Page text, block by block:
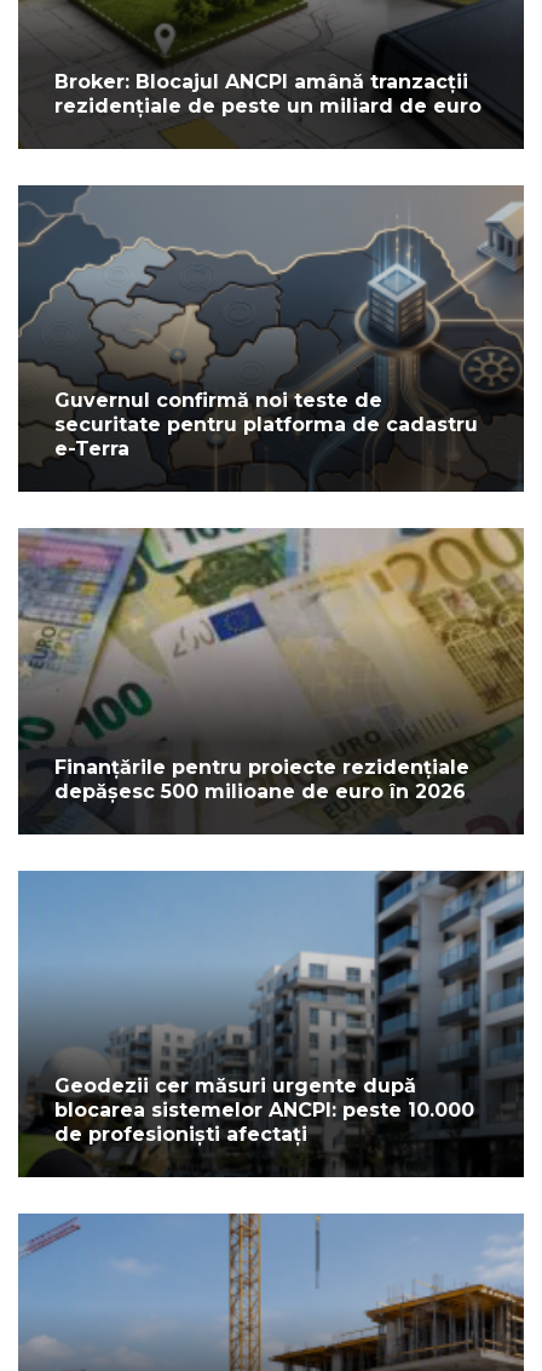
Broker: Blocajul ANCPI amână tranzacții
rezidențiale de peste un miliard de euro
Guvernul confirmă noi teste de
securitate pentru platforma de cadastru
e-Terra
Finanțările pentru proiecte rezidențiale
depășesc 500 milioane de euro în 2026
Geodezii cer măsuri urgente după
blocarea sistemelor ANCPI: peste 10.000
de profesioniști afectați